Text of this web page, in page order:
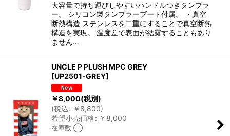
大容量で持ち運びしやすいハンドルつきタンブラ
ー。 シリコン製タンブラーブート付属。 ・真空
断熱構造 ステンレスを二重にすることで真空断熱
構造を実現。 温度差で表面が結露することもあり
ません…
UNCLE P PLUSH MPC GREY
[UP2501-GREY]
￥8,000(税別)
(税込: ￥ 8,800)
希望小売価格: ￥ 8,000
在庫数 ◯